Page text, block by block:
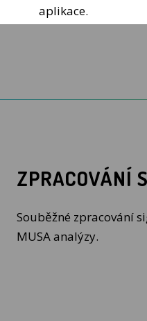
aplikace.
ZPRACOVÁNÍ
Souběžné zpracování
MUSA analýzy.